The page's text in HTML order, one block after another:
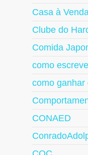
Casa à
Clube do
Comida
como
como ganhar
CONAED